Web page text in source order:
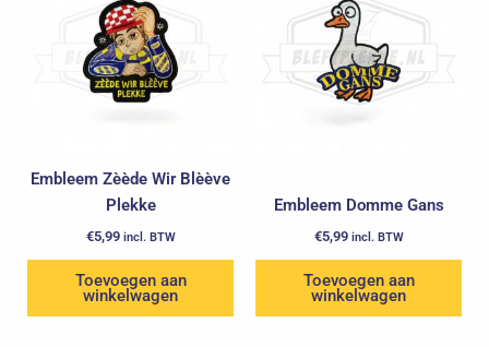
Embleem Zèède Wir Blèève
Plekke
€5,99 incl. BTW
Toevoegen aan
winkelwagen
Embleem Domme Gans
€5,99 incl. BTW
Toevoegen aan
winkelwagen